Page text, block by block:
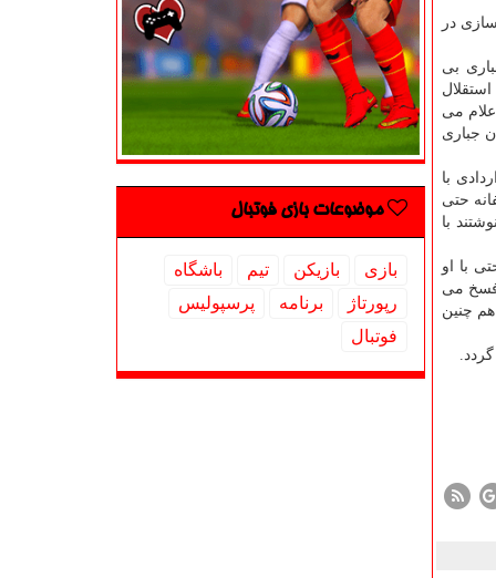
در
بی
می
جباری
با
حتی
۳ نفر را گذاشتند و تنها نوشتند با
با او
فسخ می
چنین
موضوعات بازی فوتبال
بازی بازیكن تیم
باشگاه
رپورتاژ
برنامه
پرسپولیس
فوتبال